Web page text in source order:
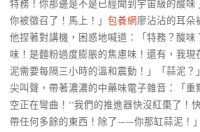
特務！你那邊是不是已經聞到宇宙級的酸味
你被徵召了！馬上！」 包養網廖沾沾的耳朵
他捏著對講機，困惑地喊道：「特務？酸味
味！是麵粉過度膨脹的焦慮味！還有，我現
泥需要每隔三小時的溫和震動！」「蒜泥
尖叫聲，帶著濃濃的中藥味電子雜音：「重
空正在彎曲！**我們的推進器快沒紅棗了！
帶任何多餘的東西！除了——你那缸蒜泥！